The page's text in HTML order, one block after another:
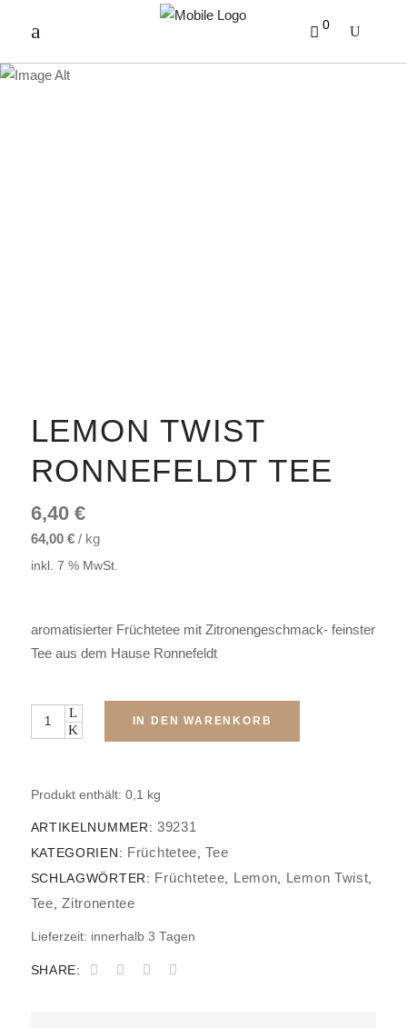
0
LEMON TWIST
RONNEFELDT TEE
6,40 €
64,00 €/ kg
inkl. 7 % MwSt.
aromatisierter Früchtetee mit Zitronengeschmack- feinster
Tee aus dem Hause Ronnefeldt
Menge IN DEN WARENKORB
Produkt enthält: 0,1 kg
ARTIKELNUMMER:39231
KATEGORIEN: Früchtetee ,Tee
SCHLAGWÖRTER: Früchtetee Lemon Lemon Twist
Tee ,Zitronentee
Lieferzeit: innerhalb 3 Tagen
SHARE: